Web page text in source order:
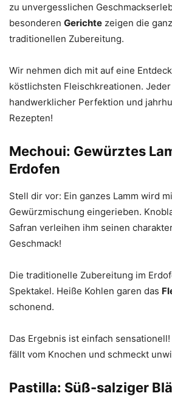
zu unvergesslichen
besonderen Gerichte zeigen die
traditionellen Zubereitung.
Wir nehmen dich mit auf eine
köstlichsten Fleischkreationen.
handwerklicher Perfektion und
Rezepten!
Mechoui: Gewürztes
Erdofen
Stell dir vor: Ein ganzes Lamm wird
Gewürzmischung eingerieben.
Safran verleihen ihm seinen
Geschmack!
Die traditionelle Zubereitung im
Spektakel. Heiße Kohlen garen das
schonend.
Das Ergebnis ist einfach
fällt vom Knochen und schmeckt
Pastilla: Süß-salziger